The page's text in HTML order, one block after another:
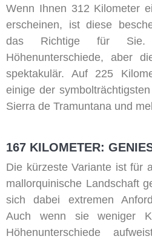
Wenn Ihnen 312 Kilometer
erscheinen, ist diese
das Richtige für
Höhenunterschiede, aber
spektakulär. Auf 225
einige der
Sierra de Tramuntana und
167 KILOMETER:
Die kürzeste Variante ist für
mallorquinische Landschaft
sich dabei extremen
Auch wenn sie weniger
Höhenunterschiede